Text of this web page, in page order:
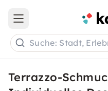
Open main menu
Suche: Stadt,
Terrazzo-